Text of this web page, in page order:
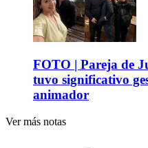
FOTO | Pareja de
tuvo significativo
animador
Ver más notas